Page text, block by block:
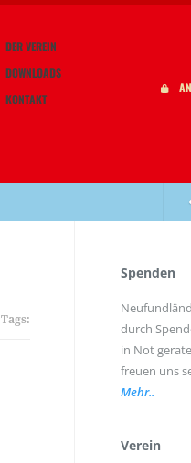
DER VEREIN
DOWNLOADS
KONTAKT
Tags:
Spenden
durch
in Not
freuen uns
Mehr..
Verein